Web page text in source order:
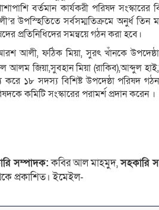
বর্তমান কার্যকরী পরিষদ সংস্কারের
উপস্হিতিতে সর্বসম্মতিক্রমে অনুর্ধ তিন
প্রতিনিধিদের সমন্বয়ে গঠন করা হবে।
আলী, ফঠিক মিয়া, সুরৎ খাঁনকে
জিয়া,সুবহান মিয়া (রাকিব),আব্দুল
১৮ সদস্য বিশিষ্ট উপদেষ্ঠা পরিষদ
কমিটি সংস্কারের পরামর্শ প্রদান করেন ।
সম্পাদক:কবির আল মাহমুদ,সহকারি
প্রকাশিত। ইমেইল-